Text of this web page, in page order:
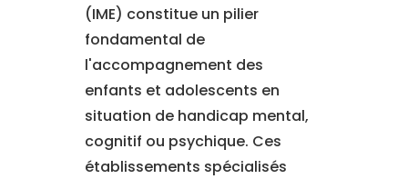
(IME) constitue un pilier
fondamental de
l'accompagnement des
enfants et adolescents en
situation de handicap mental,
cognitif ou psychique. Ces
établissements spécialisés